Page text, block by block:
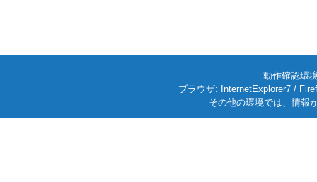
動作確認環
ブラウザ: InternetExplorer7 /
その他の環境では、情報